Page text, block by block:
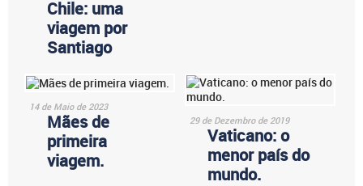
Chile: uma
viagem por
Santiago
14 de Maio de 2023
Mães de
primeira
viagem.
29 de Dezembro de 2019
Vaticano: o
menor país do
mundo.